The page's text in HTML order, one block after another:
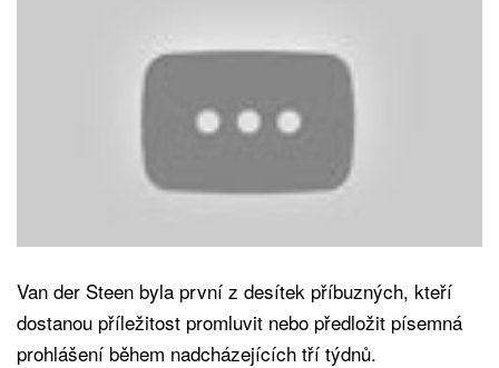
Van der Steen byla první z desítek příbuzných, kteří
dostanou příležitost promluvit nebo předložit písemná
prohlášení během nadcházejících tří týdnů.